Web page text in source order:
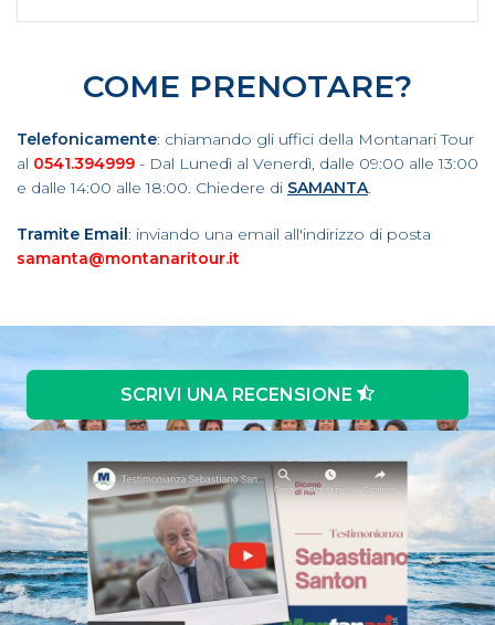
COME PRENOTARE?
Telefonicamente: chiamando gli uffici della Montanari Tour
al 0541.394999 - Dal Lunedì al Venerdì, dalle 09:00 alle 13:00
e dalle 14:00 alle 18:00. Chiedere di SAMANTA.
Tramite Email: inviando una email all'indirizzo di posta
samanta@montanaritour.it
SCRIVI UNA RECENSIONE